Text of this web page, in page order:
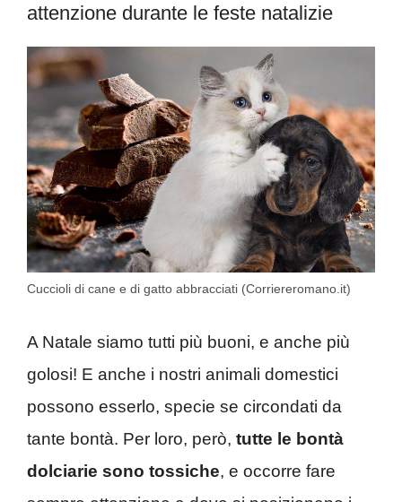
attenzione durante le feste natalizie
Cuccioli di cane e di gatto abbracciati (Corriereromano.it)
A Natale siamo tutti più buoni, e anche più
golosi! E anche i nostri animali domestici
possono esserlo, specie se circondati da
tante bontà. Per loro, però, tutte le bontà
dolciarie sono tossiche, e occorre fare